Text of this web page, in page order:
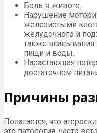
Боль в животе.
Нарушение
железистыми
желудочного и
также всасывания
пищи и воды.
Нарастающая
достаточном
Причины
Полагается, что